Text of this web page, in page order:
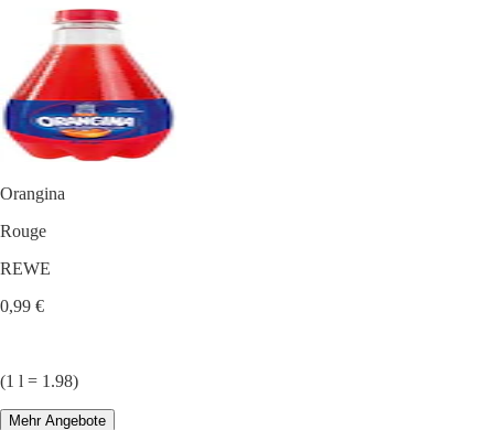
Orangina
Rouge
REWE
0,99 €
(1 l = 1.98)
Mehr Angebote